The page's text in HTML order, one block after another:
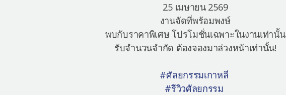
25 เมษายน 2569
งานจัดที่พร้อมพงษ์
พบกับราคาพิเศษ โปรโมชั่นเฉพาะในงานเท่านั้น
รับจำนวนจำกัด ต้องจองมาล่วงหน้าเท่านั้น!
#ศัลยกรรมเกาหลี
#รีวิวศัลยกรรม